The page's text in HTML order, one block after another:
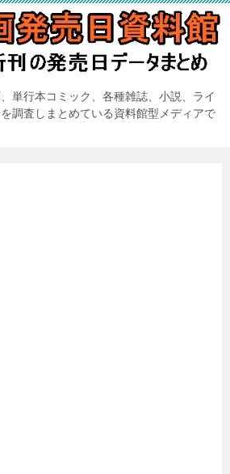
単行本コミック、各種雑誌、小説、ライ
調査しまとめている資料館型メディアで